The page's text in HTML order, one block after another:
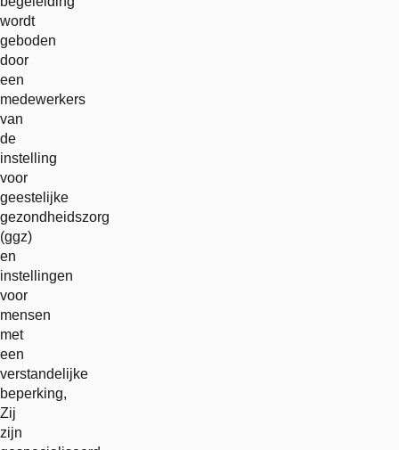
wordt
geboden
door
een
medewerkers
van
de
instelling
voor
geestelijke
gezondheidszorg
(ggz)
en
instellingen
voor
mensen
met
een
verstandelijke
beperking,
Zij
zijn